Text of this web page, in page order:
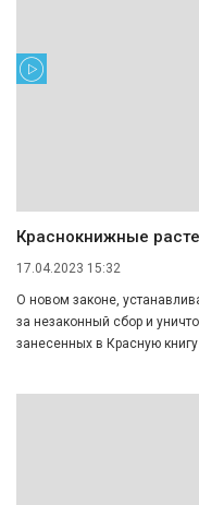
Краснокнижные
17.04.2023 15:32
О новом законе,
за незаконный сбор и
занесенных в Красную